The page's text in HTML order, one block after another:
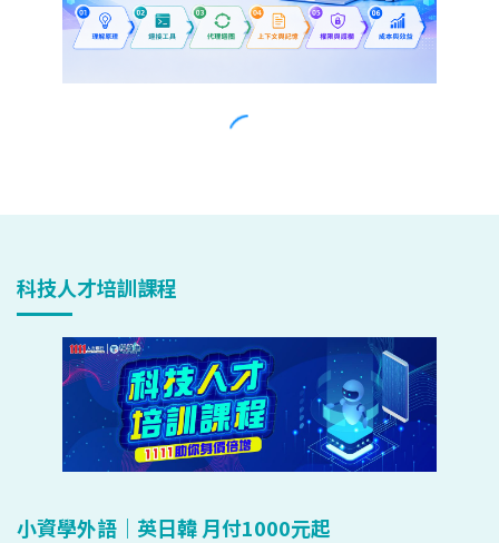
科技人才培訓課程
小資學外語｜英日韓 月付1000元起